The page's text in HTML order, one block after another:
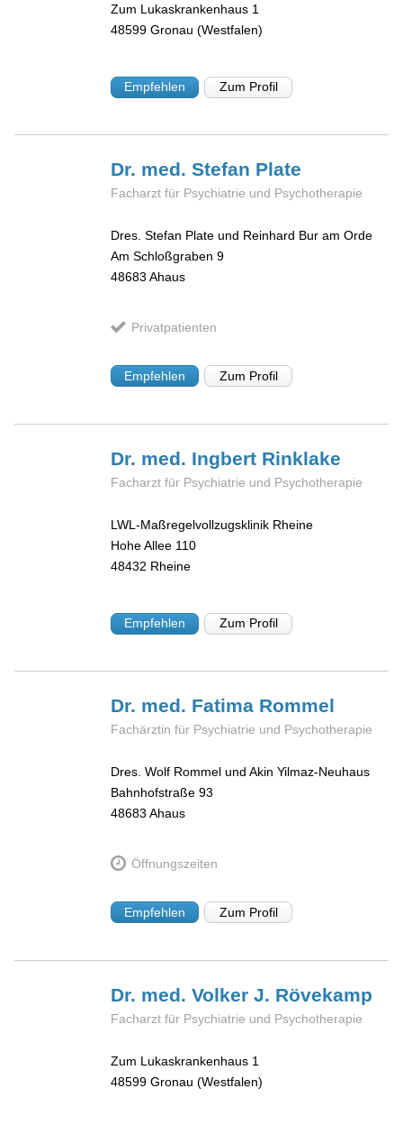
Zum Lukaskrankenhaus 1
48599 Gronau (Westfalen)
Empfehlen Zum Profil
Dr. med. Stefan Plate
Facharzt für Psychiatrie und Psychotherapie
Dres. Stefan Plate und Reinhard Bur am Orde
Am Schloßgraben 9
48683 Ahaus
Privatpatienten
Empfehlen Zum Profil
Dr. med. Ingbert Rinklake
Facharzt für Psychiatrie und Psychotherapie
LWL-Maßregelvollzugsklinik Rheine
Hohe Allee 110
48432 Rheine
Empfehlen Zum Profil
Dr. med. Fatima Rommel
Fachärztin für Psychiatrie und Psychotherapie
Dres. Wolf Rommel und Akin Yilmaz-Neuhaus
Bahnhofstraße 93
48683 Ahaus
Öffnungszeiten
Empfehlen Zum Profil
Dr. med. Volker J. Rövekamp
Facharzt für Psychiatrie und Psychotherapie
Zum Lukaskrankenhaus 1
48599 Gronau (Westfalen)